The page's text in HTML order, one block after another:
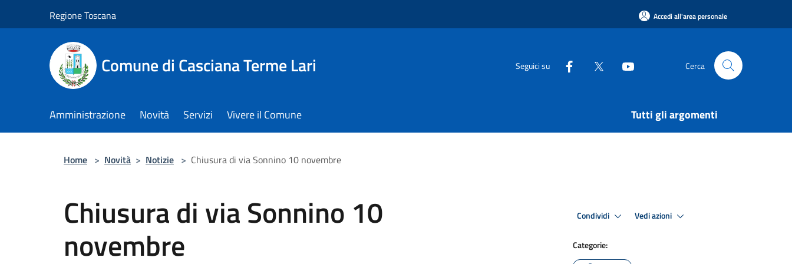
Regione Toscana Accedi all'area personale
Comune di Casciana Terme Lari Seguici su Cerca
Amministrazione Novità Servizi Vivere il Comune Tutti gli argomenti
Home > Novità > Notizie > Chiusura di via Sonnino 10 novembre
Chiusura di via Sonnino 10
novembre
Condividi Vedi azioni
Categorie: